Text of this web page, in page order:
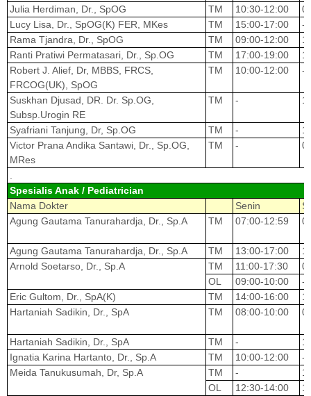
Julia Herdiman, Dr., SpOG
TM 10:30-12:00
Lucy Lisa, Dr., SpOG(K) FER, MKes
TM 15:00-17:00
-
Rama Tjandra, Dr., SpOG
TM 09:00-12:00
Ranti Pratiwi Permatasari, Dr., Sp.OG
TM 17:00-19:00
Robert J. Alief, Dr, MBBS, FRCS,
FRCOG(UK), SpOG
TM 10:00-12:00 -
Suskhan Djusad, DR. Dr. Sp.OG,
Subsp.Urogin RE
TM -
Syafriani Tanjung, Dr, Sp.OG TM -
Victor Prana Andika Santawi, Dr., Sp.OG,
MRes
TM -
Spesialis Anak / Pediatrician
Nama Dokter
Senin
Agung Gautama Tanurahardja, Dr., Sp.A
TM 07:00-12:59
Agung Gautama Tanurahardja, Dr., Sp.A TM 13:00-17:00
Arnold Soetarso, Dr., Sp.A
TM 11:00-17:30
OL
09:00-10:00
-
Eric Gultom, Dr., SpA(K)
TM 14:00-16:00
Hartaniah Sadikin, Dr., SpA
TM 08:00-10:00
Hartaniah Sadikin, Dr., SpA TM -
Ignatia Karina Hartanto, Dr., Sp.A
TM 10:00-12:00
-
Meida Tanukusumah, Dr, Sp.A
TM -
OL
12:30-14:00